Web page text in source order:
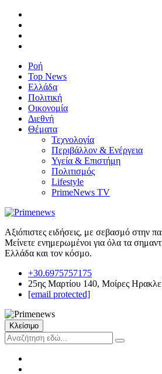
Ροή
Top News
Ελλάδα
Πολιτική
Οικονομία
Διεθνή
Θέματα
Τεχνολογία
Περιβάλλον & Ενέργεια
Υγεία & Επιστήμη
Πολιτισμός
Lifestyle
PrimeNews TV
Αξιόπιστες ειδήσεις, με σεβασμό στην
Μείνετε ενημερωμένοι για όλα τα
Ελλάδα και τον κόσμο.
+30.6975757175
25ης Μαρτίου 140, Μοίρες
[email protected]
Κλείσιμο